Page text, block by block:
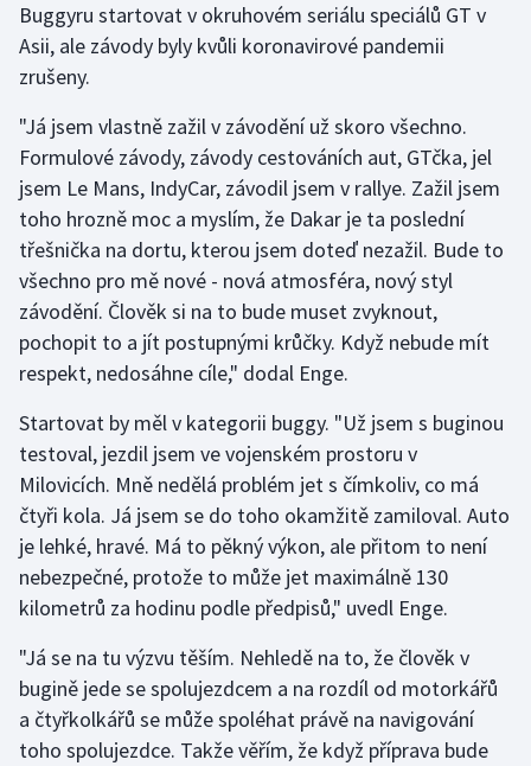
Moderní pětiboj
Olympijské hry
Parasport
Plavání
Plážový volejbal
Ragby
Rychlobruslení
Rychlostní kanoistika
Short track
Sportovní střelba
Stolní tenis
Triatlon
Buggyru startovat v okruhovém seriálu speciálů GT v
Asii, ale závody byly kvůli koronavirové pandemii
zrušeny.
"Já jsem vlastně zažil v závodění už skoro všechno.
Formulové závody, závody cestováních aut, GTčka, jel
jsem Le Mans, IndyCar, závodil jsem v rallye. Zažil jsem
toho hrozně moc a myslím, že Dakar je ta poslední
třešnička na dortu, kterou jsem doteď nezažil. Bude to
všechno pro mě nové - nová atmosféra, nový styl
závodění. Člověk si na to bude muset zvyknout,
pochopit to a jít postupnými krůčky. Když nebude mít
respekt, nedosáhne cíle," dodal Enge.
Startovat by měl v kategorii buggy. "Už jsem s buginou
testoval, jezdil jsem ve vojenském prostoru v
Milovicích. Mně nedělá problém jet s čímkoliv, co má
čtyři kola. Já jsem se do toho okamžitě zamiloval. Auto
je lehké, hravé. Má to pěkný výkon, ale přitom to není
nebezpečné, protože to může jet maximálně 130
kilometrů za hodinu podle předpisů," uvedl Enge.
"Já se na tu výzvu těším. Nehledě na to, že člověk v
bugině jede se spolujezdcem a na rozdíl od motorkářů
a čtyřkolkářů se může spoléhat právě na navigování
toho spolujezdce. Takže věřím, že když příprava bude